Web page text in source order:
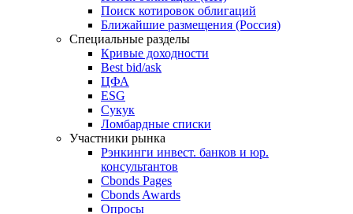
Облигации
Поиски
Поиск облигаций & Карты рынка
Поиск облигаций (ИИ)
Поиск котировок облигаций
Ближайшие размещения (Россия)
Специальные разделы
Кривые доходности
Best bid/ask
ЦФА
ESG
Сукук
Ломбардные списки
Участники рынка
Рэнкинги инвест. банков и юр.